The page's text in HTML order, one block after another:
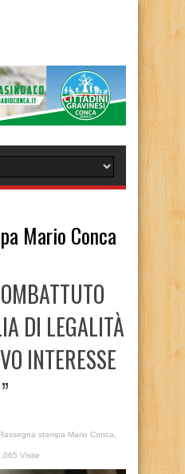
Mario Conca
DI LEGALITÀ
INTERESSE
Rassegna stampa Mario Conca
Visite